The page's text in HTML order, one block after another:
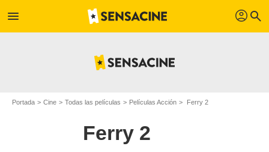
menu profil search
Portada Cine Todas las películas Películas Acción Ferry 2
Ferry 2